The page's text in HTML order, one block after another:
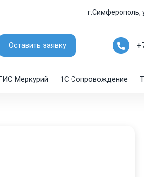
г.Симферополь,
Оставить заявку
Меркурий 1C Сопровождение